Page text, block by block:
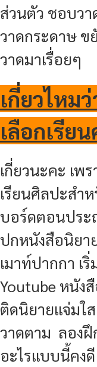
ส่วนตัว ชอบวา
วาดกระดาษ ข
วาดมาเรื่อยๆ
เกี่ยวไหม
เลือกเรีย
เกี่ยวนะคะ เพ
เรียนศิลปะสำห
บอร์ดตอนประ
ปกหนังสือนิยา
เมาท์ปากกา เ
Youtube หนัง
ติดนิยายแจ่มใ
วาดตาม ลองฝึ
อะไรแบบนี้คง